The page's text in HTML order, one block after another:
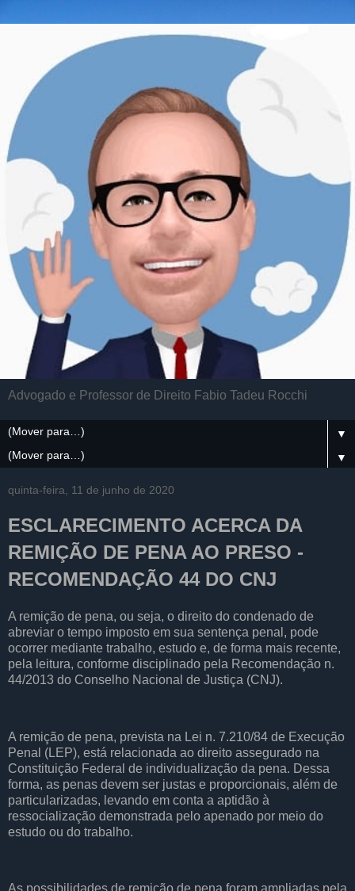
Advogado e Professor de Direito Fabio Tadeu Rocchi
▼
▼
quinta-feira, 11 de junho de 2020
ESCLARECIMENTO ACERCA DA
REMIÇÃO DE PENA AO PRESO -
RECOMENDAÇÃO 44 DO CNJ
A remição de pena, ou seja, o direito do condenado de
abreviar o tempo imposto em sua sentença penal, pode
ocorrer mediante trabalho, estudo e, de forma mais recente,
pela leitura, conforme disciplinado pela Recomendação n.
44/2013 do Conselho Nacional de Justiça (CNJ).
A remição de pena, prevista na Lei n. 7.210/84 de Execução
Penal (LEP), está relacionada ao direito assegurado na
Constituição Federal de individualização da pena. Dessa
forma, as penas devem ser justas e proporcionais, além de
particularizadas, levando em conta a aptidão à
ressocialização demonstrada pelo apenado por meio do
estudo ou do trabalho.